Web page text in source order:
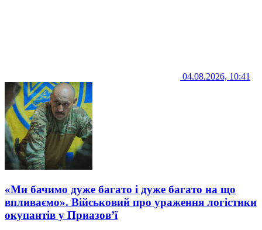
04.08.2026, 10:41
«Ми бачимо дуже багато і дуже багато на що
впливаємо». Військовий про ураження логістики
окупантів у Приазов’ї